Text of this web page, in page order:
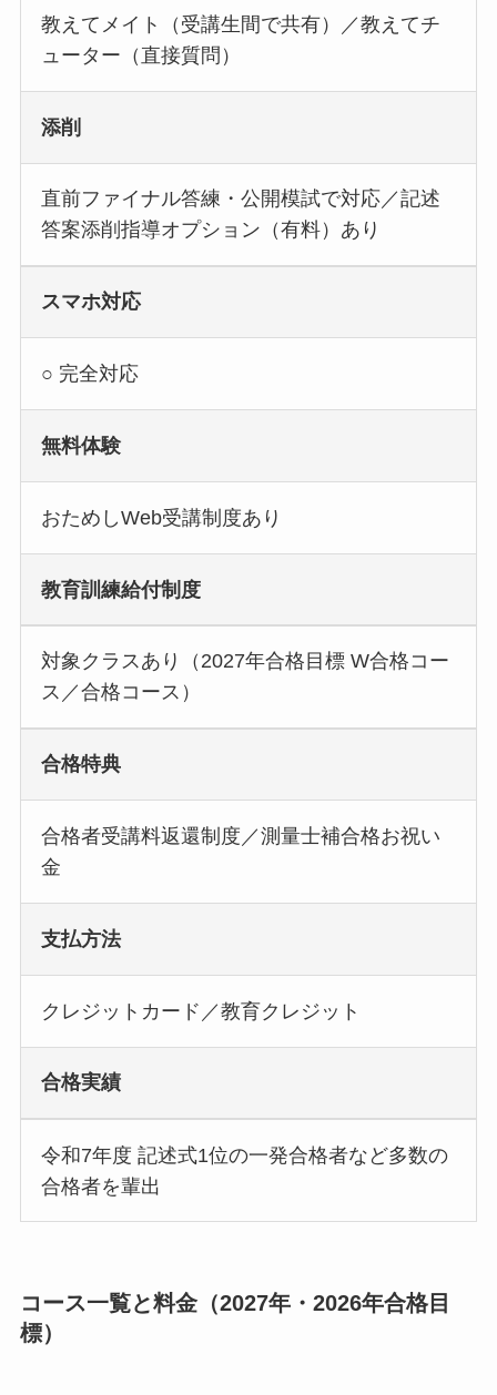
教えてメイト（受講生間で共有）／教えてチ
ューター（直接質問）
添削
直前ファイナル答練・公開模試で対応／記述
答案添削指導オプション（有料）あり
スマホ対応
○ 完全対応
無料体験
おためしWeb受講制度あり
教育訓練給付制度
対象クラスあり（2027年合格目標 W合格コー
ス／合格コース）
合格特典
合格者受講料返還制度／測量士補合格お祝い
金
支払方法
クレジットカード／教育クレジット
合格実績
令和7年度 記述式1位の一発合格者など多数の
合格者を輩出
コース一覧と料金（2027年・2026年合格目
標）